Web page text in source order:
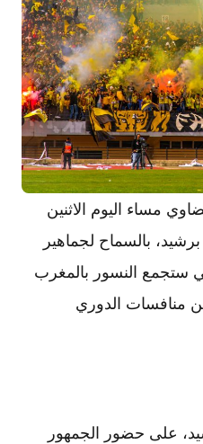
مساء اليوم الاثنين
بالسماح لجماهير
ستجمع النسور بالمغرب
برسم الجولة 18 من منافسات الدوري
على حضور الجمهور